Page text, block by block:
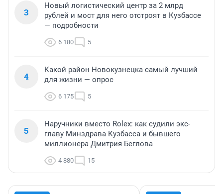
3
Новый логистический центр за 2 млрд
рублей и мост для него отстроят в Кузбассе
— подробности
6 180 5
4
Какой район Новокузнецка самый лучший
для жизни — опрос
6 175 5
5
Наручники вместо Rolex: как судили экс-
главу Минздрава Кузбасса и бывшего
миллионера Дмитрия Беглова
4 880 15